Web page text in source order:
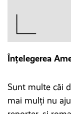
Înțelegerea
Sunt multe căi
mai mulți nu